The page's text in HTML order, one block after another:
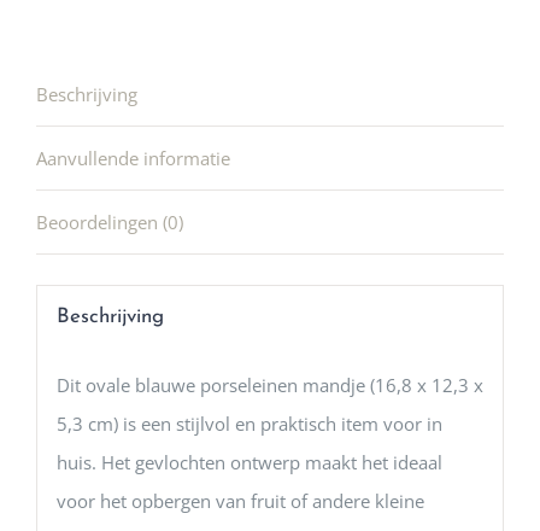
Beschrijving
Aanvullende informatie
Beoordelingen (0)
Beschrijving
Dit ovale blauwe porseleinen mandje (16,8 x 12,3 x
5,3 cm) is een stijlvol en praktisch item voor in
huis. Het gevlochten ontwerp maakt het ideaal
voor het opbergen van fruit of andere kleine